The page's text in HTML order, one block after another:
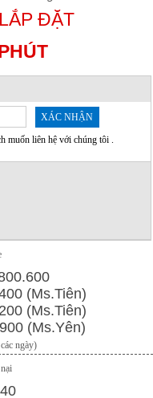
ĐẶT
XÁC NHẬN
muốn liên hệ với chúng tôi .
(Ms.Tiên)
(Ms.Tiên)
(Ms.Yên)
ngày)